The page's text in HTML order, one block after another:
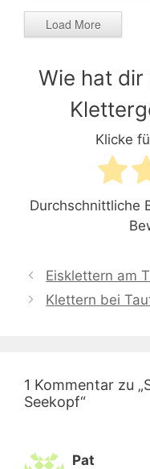
Load More
Wie hat dir
Klicke
Durchschnittliche
Eisklettern am
Klettern bei
1 Kommentar zu
Seekopf“
Pat